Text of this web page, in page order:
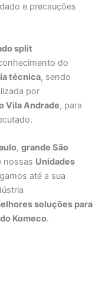
e precauções
split
do
técnica, sendo
por
Vila Andrade, para
,grande São
nossas Unidades
até a sua
soluções para
Komeco.